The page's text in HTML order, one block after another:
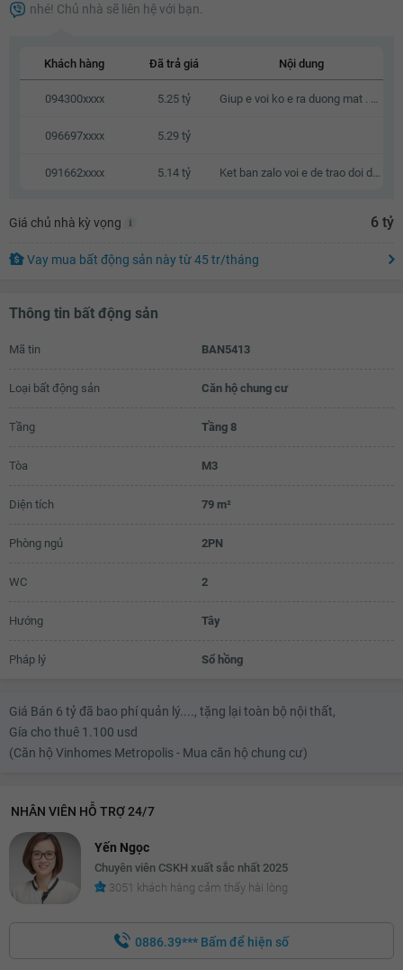
5.2 tỷ
5.26 tỷ
5.36 tỷ
5.44 tỷ
5.46 tỷ
5.48 tỷ
5.56 tỷ
5.68 tỷ
5.7 tỷ
5.72 tỷ
5.74 tỷ
nhé! Chủ nhà sẽ liên hệ với bạn.
Khách hàng Đã trả giá Nội dung
094300xxxx 5.25 tỷ
096697xxxx 5.29 tỷ
091662xxxx 5.14 tỷ
Giá chủ nhà kỳ vọng 6 tỷ
Vay mua bất động sản nàytừ45 tr/tháng
Thông tin bất động sản
Mã tin BAN5413
Loại bất động sản Căn hộ chung cư
Tầng Tầng 8
Tòa M3
Diện tích 79 m²
Phòng ngủ 2PN
WC 2
Hướng Tây
Pháp lý Sổ hồng
Giá Bán 6 tỷ đã bao phí quản lý...., tặng lại toàn bộ nội thất,
Gía cho thuê 1.100 usd
(Căn hộ Vinhomes Metropolis - Mua căn hộ chung cư)
NHÂN VIÊN HỖ TRỢ 24/7
Yến Ngọc
Chuyên viên CSKH xuất sắc nhất 2025
3051 khách hàng cảm thấy hài lòng
0886.39*** Bấm để hiện số